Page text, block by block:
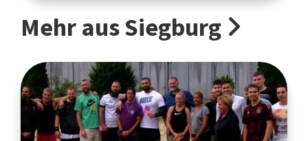
Mehr aus Siegburg